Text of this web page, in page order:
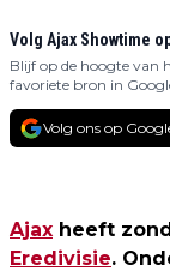
Volg Ajax Showtime
Blijf op de hoogte van
favoriete bron in
Volg ons op
Ajax heeft
Eredivisie.